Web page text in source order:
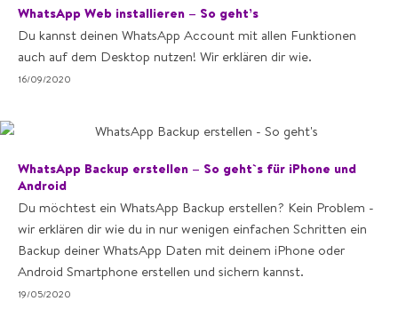
WhatsApp Web installieren – So geht’s
Du kannst deinen WhatsApp Account mit allen Funktionen
auch auf dem Desktop nutzen! Wir erklären dir wie.
16/09/2020
WhatsApp Backup erstellen – So geht`s für iPhone und
Android
Du möchtest ein WhatsApp Backup erstellen? Kein Problem -
wir erklären dir wie du in nur wenigen einfachen Schritten ein
Backup deiner WhatsApp Daten mit deinem iPhone oder
Android Smartphone erstellen und sichern kannst.
19/05/2020